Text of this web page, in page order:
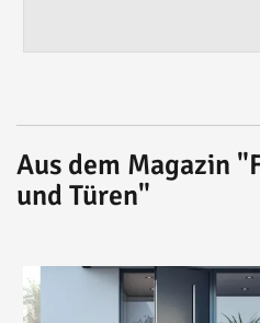
Aus dem Magazin
und Türen"